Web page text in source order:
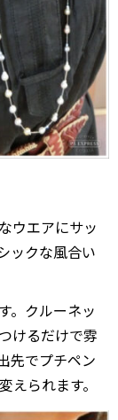
ウエアにサッ
ックな風合い
。クルーネッ
けるだけで雰
先でプチペン
られます。